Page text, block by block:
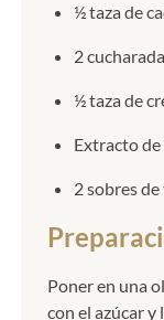
½ taza de
2
½ taza de
Extracto
2 sobres
Poner en una
con el azúcar